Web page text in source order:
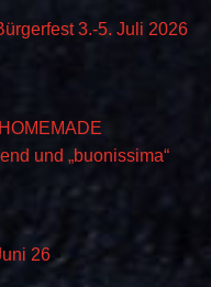
3.-5. Juli 2026
und „buonissima“
26